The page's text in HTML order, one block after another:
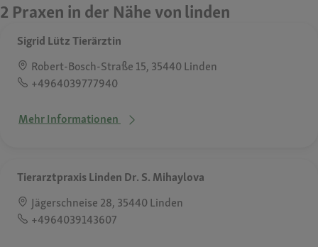
2 Praxen in der Nähe von linden
Sigrid Lütz Tierärztin
Robert-Bosch-Straße 15, 35440 Linden
+4964039777940
Mehr Informationen
Tierarztpraxis Linden Dr. S. Mihaylova
Jägerschneise 28, 35440 Linden
+4964039143607